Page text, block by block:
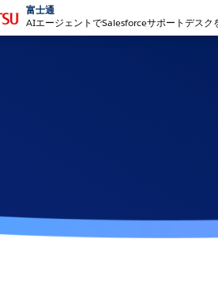
富士通
AIエージェントでSalesforceサポートデスクを強化